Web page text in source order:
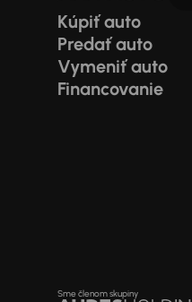
Kúpiť auto
Predať auto
Vymeniť auto
Financovanie
Sme členom skupiny